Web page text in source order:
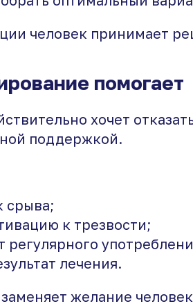
человек принимает
помогает
хочет
поддержкой.
срыва;
к трезвости;
регулярного
лечения.
желание